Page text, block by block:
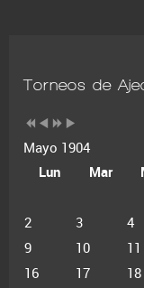
Torneos de
Mayo 1904
Lun
Mar
2
3 4
9
10 11
16
17 18